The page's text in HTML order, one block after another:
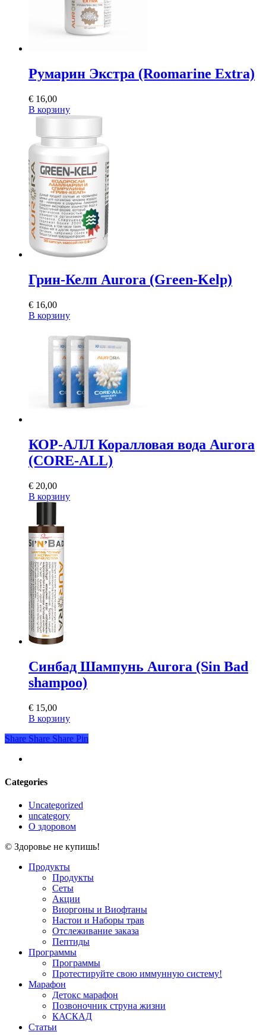
Румарин Экстра (Roomarine Extra)
€ 16,00
В корзину
Грин-Келп Aurora (Green-Kelp)
€ 16,00
В корзину
КОР-АЛЛ Коралловая вода Aurora
(CORE-ALL)
€ 20,00
В корзину
Синбад Шампунь Aurora (Sin Bad
shampoo)
€ 15,00
В корзину
Share
Share Share Share Pin
Categories
Uncategorized
uncategory
О здоровом
© Здоровье не купишь!
Close
Продукты
Продукты
Сеты
Акции
Виоргоны и Виофтаны
Настои и Наборы трав
Отслеживание заказа
Пептиды
Программы
Программы
Протестируйте свою иммунную систему!
Марафон
Детокс марафон
Позвоночник струна жизни
КАСКАД
Статьи